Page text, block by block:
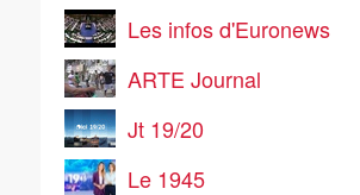
Les infos d'Euronews
ARTE Journal
Jt 19/20
Le 1945